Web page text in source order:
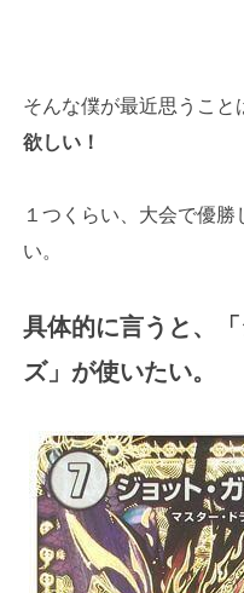
そんな僕が最近思うこ
欲しい！
１つくらい、大会で優
い。
具体的に言うと、
ズ」が使いたい。